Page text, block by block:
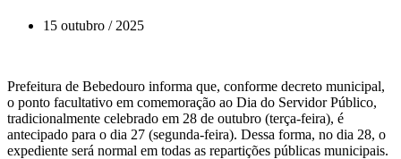
15 outubro / 2025
Prefeitura de Bebedouro informa que, conforme decreto municipal,
o ponto facultativo em comemoração ao Dia do Servidor Público,
tradicionalmente celebrado em 28 de outubro (terça-feira), é
antecipado para o dia 27 (segunda-feira). Dessa forma, no dia 28, o
expediente será normal em todas as repartições públicas municipais.